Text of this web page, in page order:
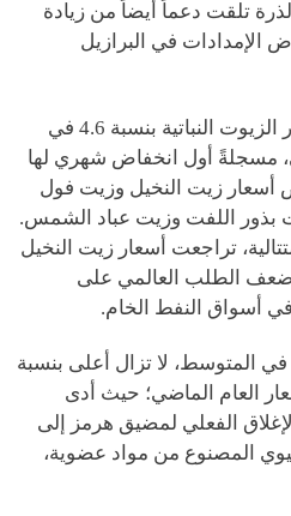
تلقت دعماً أيضاً من زيادة
الإمدادات في البرازيل
وفي المقابل، انخفضت أسعار الزيوت النباتية بنسبة 4.6 في
مسجلةً أول انخفاض شهري لها
أسعار زيت النخيل وزيت فول
بذور اللفت وزيت عباد الشمس.
تراجعت أسعار زيت النخيل
ضعف الطلب العالمي على
في أسواق النفط الخام.
في المتوسط، لا تزال أعلى بنسبة
من أسعار العام الماضي؛ حيث أدى
الفعلي لمضيق هرمز إلى
المصنوع من مواد عضوية،